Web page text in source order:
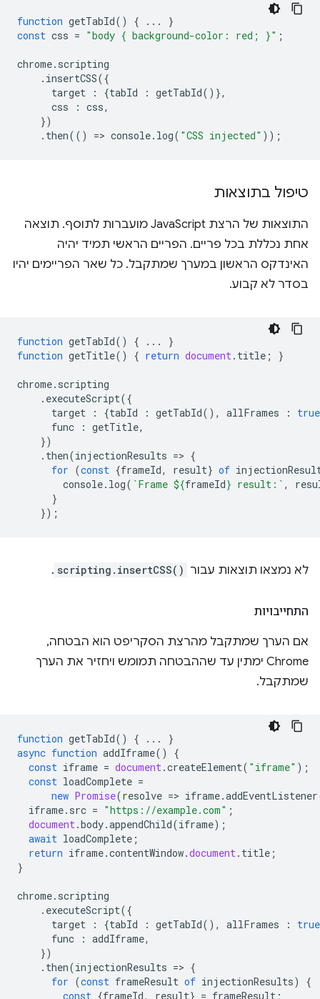
function getTabId() { ...
}
const css = "body { background-color: red; }" ;
chrome. scripting
. insertCSS({
target
: {tabId : getTabId()},
css
: css,
})
. then(() => console. log( "CSS injected" ));
טיפול בתוצאות
התוצאות של הרצת JavaScript מועברות לתוסף. תוצאה
אחת נכללת בכל פריים. הפריים הראשי תמיד יהיה
האינדקס הראשון במערך שמתקבל. כל שאר הפריימים יהיו
בסדר לא קבוע.
function getTabId() { ...
}
function getTitle() { return document. title ; }
chrome. scripting
. executeScript({
target
: {tabId : getTabId(), allFrames :
true
func
: getTitle,
})
. then(injectionResults => {
for (const {frameId, result} of
console. log( `Frame ${frameId} result:` ,
}
});
לא נמצאו תוצאות עבור scripting.insertCSS()
.
התחייבויות
אם הערך שמתקבל מהרצת הסקריפט הוא הבטחה,
Chrome ימתין עד שההבטחה תמומש ויחזיר את הערך
שמתקבל.
function getTabId() { ...
}
async function addIframe()
{
const iframe = document.createElement( "iframe" );
const loadComplete =
new Promise(resolve => iframe.addEventListener
iframe. src = "https://example.com" ;
document.body.appendChild(iframe);
await loadComplete ;
return iframe.contentWindow.document. title ;
}
chrome. scripting
. executeScript({
target
: {tabId : getTabId(), allFrames :
true
func
: addIframe,
})
. then(injectionResults => {
for (const frameResult of injectionResults)
{
const {frameId, result} = frameResult ;